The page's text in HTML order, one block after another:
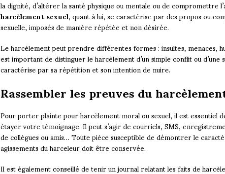
la dignité, d’altérer la santé physique ou mentale ou de compromettre
harcèlement sexuel, quant à lui, se caractérise par des propos ou
sexuelle, imposés de manière répétée et non désirée.
Le harcèlement peut prendre différentes formes : insultes, menaces,
est important de distinguer le harcèlement d’un simple conflit ou
caractérise par sa répétition et son intention de nuire.
Rassembler les preuves du
Pour porter plainte pour harcèlement moral ou sexuel, il est essentiel
étayer votre témoignage. Il peut s’agir de courriels, SMS,
de collègues ou amis… Toute pièce susceptible de démontrer le
agissements du harceleur doit être conservée.
Il est également conseillé de tenir un journal relatant les faits de